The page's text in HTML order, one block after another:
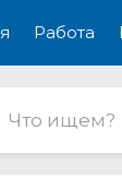
Работа